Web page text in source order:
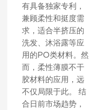
有具备独家专利，
兼顾柔性和挺度需
求，适合半挤压的
洗发、沐浴露等应
用的PO类材料。然
而，柔性薄膜不干
胶材料的应用，远
不仅局限于此。 结
合日前市场趋势，